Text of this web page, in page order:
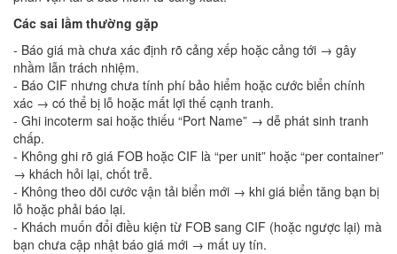
Các sai lầm thường gặp
- Báo giá mà chưa xác định rõ cảng xếp hoặc cảng tới → gây
nhầm lẫn trách nhiệm.
- Báo CIF nhưng chưa tính phí bảo hiểm hoặc cước biển chính
xác → có thể bị lỗ hoặc mất lợi thế cạnh tranh.
- Ghi incoterm sai hoặc thiếu “Port Name” → dễ phát sinh tranh
chấp.
- Không ghi rõ giá FOB hoặc CIF là “per unit” hoặc “per container”
→ khách hỏi lại, chốt trễ.
- Không theo dõi cước vận tải biển mới → khi giá biển tăng bạn bị
lỗ hoặc phải báo lại.
- Khách muốn đổi điều kiện từ FOB sang CIF (hoặc ngược lại) mà
bạn chưa cập nhật báo giá mới → mất uy tín.